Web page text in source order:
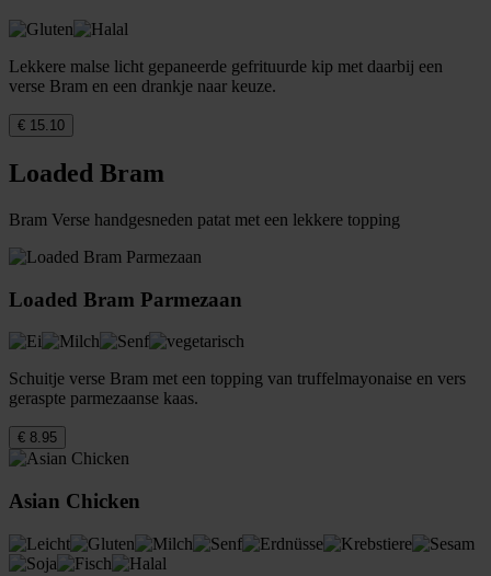
Lekkere malse licht gepaneerde gefrituurde kip met daarbij een
verse Bram en een drankje naar keuze.
€ 15.10
Loaded Bram
Bram Verse handgesneden patat met een lekkere topping
Loaded Bram Parmezaan
Schuitje verse Bram met een topping van truffelmayonaise en vers
geraspte parmezaanse kaas.
€ 8.95
Asian Chicken